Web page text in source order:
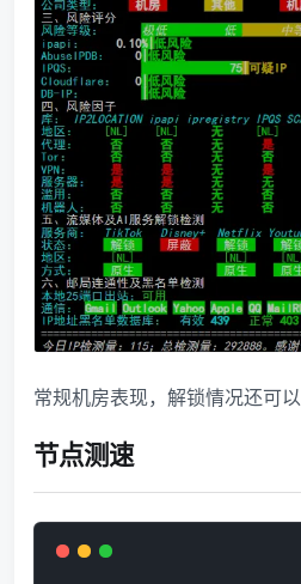
常规机房表现，解锁情况还可以
节点测速